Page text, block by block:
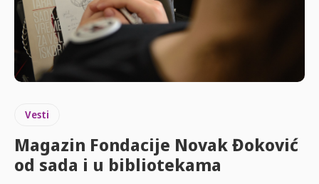
Vesti
Magazin Fondacije Novak Đoković
od sada i u bibliotekama